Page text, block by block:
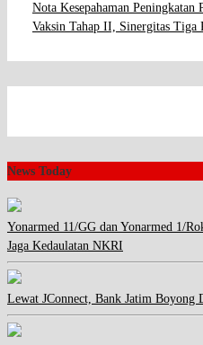
Nota Kesepahaman Peningkatan
Vaksin Tahap II, Sinergitas Tiga
News Today
Yonarmed 11/GG dan Yonarmed 1/
Jaga Kedaulatan NKRI
Lewat JConnect, Bank Jatim Boyong